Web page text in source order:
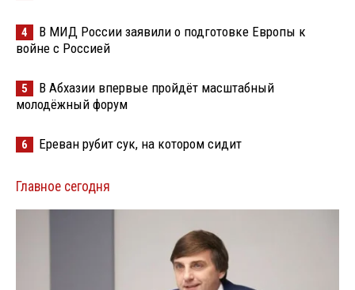
4
В МИД России заявили о подготовке Европы к
войне с Россией
5
В Абхазии впервые пройдёт масштабный
молодёжный форум
6 Ереван рубит сук, на котором сидит
Главное сегодня